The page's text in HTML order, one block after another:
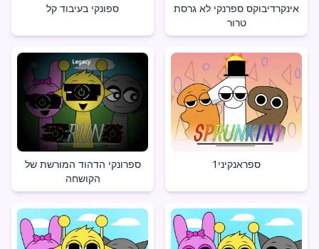
ספונקי בעיבוד קל
אינקרדיבוקס ספרנקי לא גרסת
טרור
ספרונקי הדהוד המורשת של
הקושחה
ספראנקיני1